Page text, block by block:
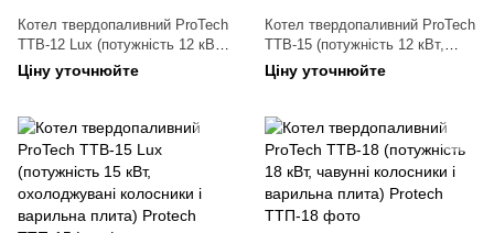
Котел твердопаливний ProTech
ТТВ-12 Lux (потужність 12 кВт,
охолоджувані колосники і
варильна плита)
Ціну уточнюйте
Котел твердопаливний ProTech
ТТВ-15 (потужність 12 кВт,
чавунні колосники і варильна
плита)
Ціну уточнюйте